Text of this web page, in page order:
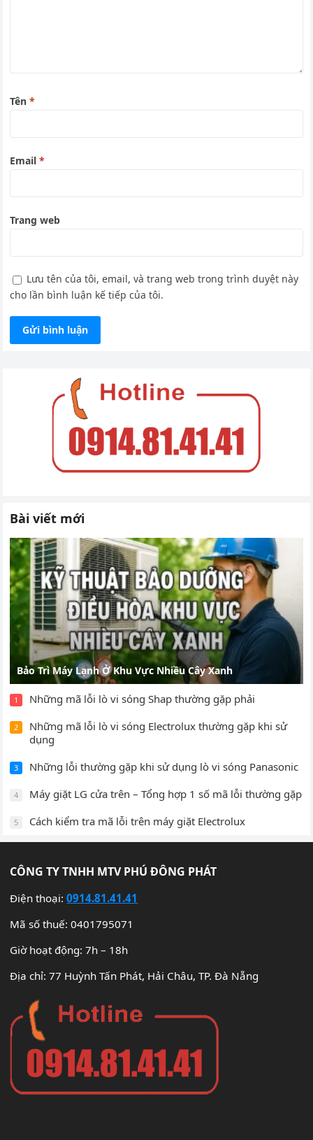
Tên*
Email*
Trang web
Lưu tên của tôi, email, và trang web trong trình duyệt này
cho lần bình luận kế tiếp của tôi.
Bài viết mới
Bảo Trì Máy Lạnh Ở Khu Vực Nhiều Cây Xanh
1 Những mã lỗi lò vi sóng Shap thường gặp phải
2
Những mã lỗi lò vi sóng Electrolux thường gặp khi sử
dụng
3 Những lỗi thường gặp khi sử dụng lò vi sóng Panasonic
4 Máy giặt LG cửa trên – Tổng hợp 1 số mã lỗi thường gặp
5 Cách kiểm tra mã lỗi trên máy giặt Electrolux
CÔNG TY TNHH MTV PHÚ ĐÔNG PHÁT
Điện thoại:0914.81.41.41
Mã số thuế: 0401795071
Giờ hoạt động: 7h – 18h
Địa chỉ: 77 Huỳnh Tấn Phát, Hải Châu, TP. Đà Nẵng